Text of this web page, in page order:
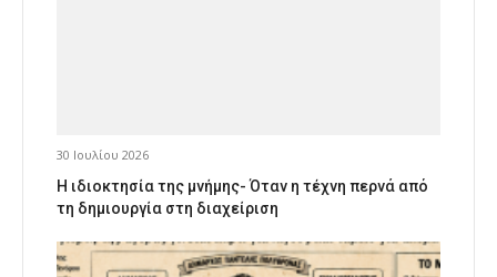
30 Ιουλίου 2026
Η ιδιοκτησία της μνήμης- Όταν η τέχνη περνά από
τη δημιουργία στη διαχείριση